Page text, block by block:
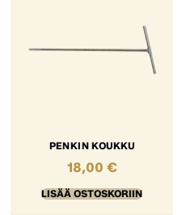
PENKIN KOUKKU
18,00 €
LISÄÄ OSTOSKORIIN